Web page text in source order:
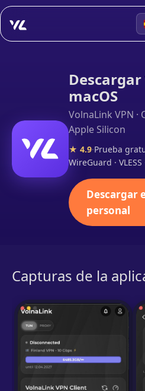
macOS
VolnaLink VPN
Apple Silicon
★ 4.9·Prueba
WireGuard · VLESS
Descargar
personal
Capturas de la